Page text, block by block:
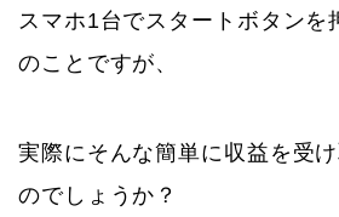
スマホ1台でスタートボタンを
のことですが、
実際にそんな簡単に収益を受
のでしょうか？